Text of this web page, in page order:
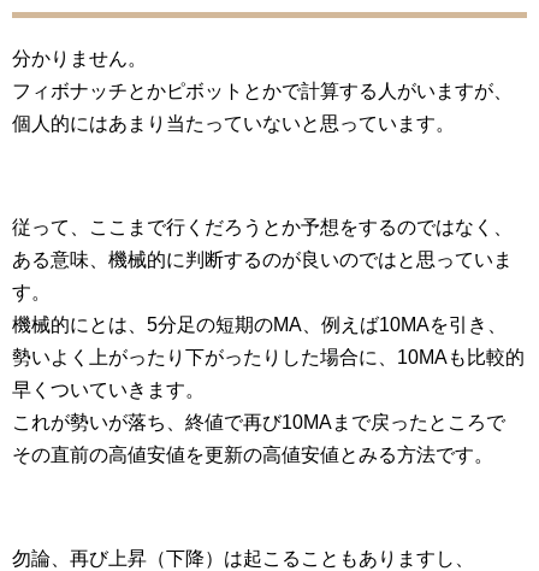
分かりません。
フィボナッチとかピボットとかで計算する人がいますが、
個人的にはあまり当たっていないと思っています。
従って、ここまで行くだろうとか予想をするのではなく、
ある意味、機械的に判断するのが良いのではと思っていま
す。
機械的にとは、5分足の短期のMA、例えば10MAを引き、
勢いよく上がったり下がったりした場合に、10MAも比較的
早くついていきます。
これが勢いが落ち、終値で再び10MAまで戻ったところで
その直前の高値安値を更新の高値安値とみる方法です。
勿論、再び上昇（下降）は起こることもありますし、